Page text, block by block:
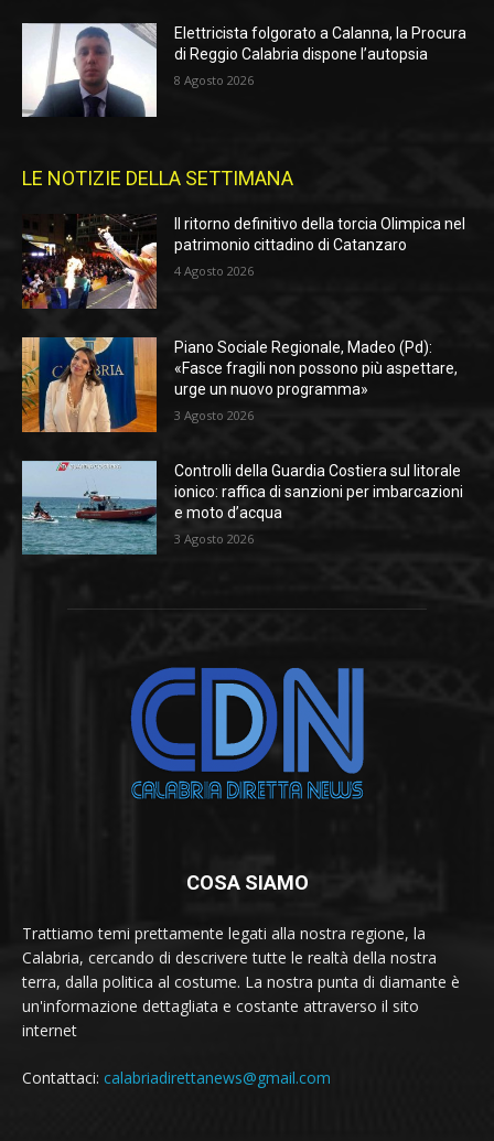
Elettricista folgorato a Calanna, la Procura
di Reggio Calabria dispone l’autopsia
8 Agosto 2026
LE NOTIZIE DELLA SETTIMANA
Il ritorno definitivo della torcia Olimpica nel
patrimonio cittadino di Catanzaro
4 Agosto 2026
Piano Sociale Regionale, Madeo (Pd):
«Fasce fragili non possono più aspettare,
urge un nuovo programma»
3 Agosto 2026
Controlli della Guardia Costiera sul litorale
ionico: raffica di sanzioni per imbarcazioni
e moto d’acqua
3 Agosto 2026
COSA SIAMO
Trattiamo temi prettamente legati alla nostra regione, la
Calabria, cercando di descrivere tutte le realtà della nostra
terra, dalla politica al costume. La nostra punta di diamante è
un'informazione dettagliata e costante attraverso il sito
internet
Contattaci: calabriadirettanews@gmail.com